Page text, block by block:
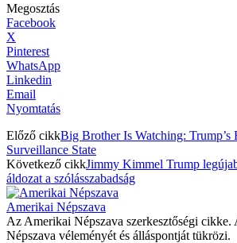
Megosztás
Facebook
X
Pinterest
WhatsApp
Linkedin
Email
Nyomtatás
Előző cikkBig Brother Is Watching: Trump’s
Surveillance State
Következő cikkJimmy Kimmel Trump
áldozat a szólásszabadság
Amerikai Népszava
Az Amerikai Népszava szerkesztőségi cikke.
Népszava véleményét és álláspontját tükrözi.